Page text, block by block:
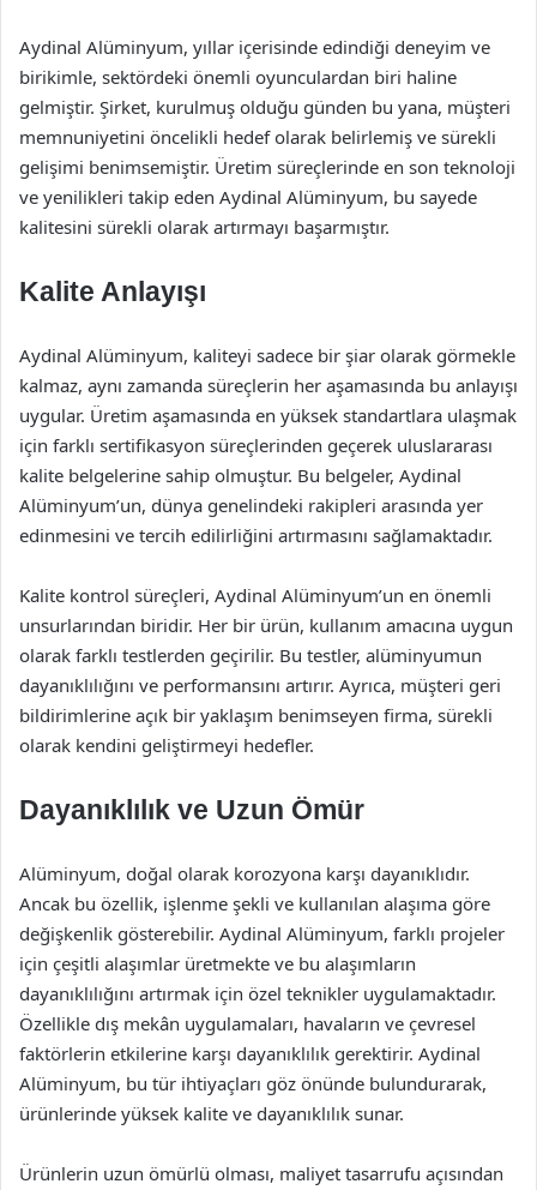
Aydinal Alüminyum, yıllar içerisinde edindiği deneyim ve
birikimle, sektördeki önemli oyunculardan biri haline
gelmiştir. Şirket, kurulmuş olduğu günden bu yana, müşteri
memnuniyetini öncelikli hedef olarak belirlemiş ve sürekli
gelişimi benimsemiştir. Üretim süreçlerinde en son teknoloji
ve yenilikleri takip eden Aydinal Alüminyum, bu sayede
kalitesini sürekli olarak artırmayı başarmıştır.
Kalite Anlayışı
Aydinal Alüminyum, kaliteyi sadece bir şiar olarak görmekle
kalmaz, aynı zamanda süreçlerin her aşamasında bu anlayışı
uygular. Üretim aşamasında en yüksek standartlara ulaşmak
için farklı sertifikasyon süreçlerinden geçerek uluslararası
kalite belgelerine sahip olmuştur. Bu belgeler, Aydinal
Alüminyum’un, dünya genelindeki rakipleri arasında yer
edinmesini ve tercih edilirliğini artırmasını sağlamaktadır.
Kalite kontrol süreçleri, Aydinal Alüminyum’un en önemli
unsurlarından biridir. Her bir ürün, kullanım amacına uygun
olarak farklı testlerden geçirilir. Bu testler, alüminyumun
dayanıklılığını ve performansını artırır. Ayrıca, müşteri geri
bildirimlerine açık bir yaklaşım benimseyen firma, sürekli
olarak kendini geliştirmeyi hedefler.
Dayanıklılık ve Uzun Ömür
Alüminyum, doğal olarak korozyona karşı dayanıklıdır.
Ancak bu özellik, işlenme şekli ve kullanılan alaşıma göre
değişkenlik gösterebilir. Aydinal Alüminyum, farklı projeler
için çeşitli alaşımlar üretmekte ve bu alaşımların
dayanıklılığını artırmak için özel teknikler uygulamaktadır.
Özellikle dış mekân uygulamaları, havaların ve çevresel
faktörlerin etkilerine karşı dayanıklılık gerektirir. Aydinal
Alüminyum, bu tür ihtiyaçları göz önünde bulundurarak,
ürünlerinde yüksek kalite ve dayanıklılık sunar.
Ürünlerin uzun ömürlü olması, maliyet tasarrufu açısından